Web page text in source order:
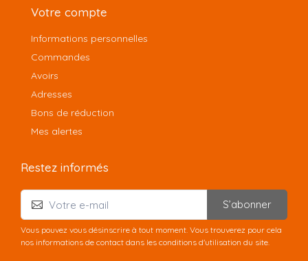
Votre compte
Informations personnelles
Commandes
Avoirs
Adresses
Bons de réduction
Mes alertes
Restez informés
S’abonner
Vous pouvez vous désinscrire à tout moment. Vous trouverez pour cela
nos informations de contact dans les conditions d'utilisation du site.